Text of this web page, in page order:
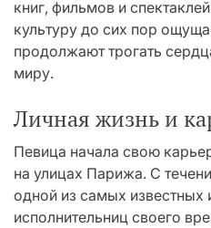
книг, фильмов и
культуру до сих пор
продолжают трогать
миру.
Личная жизнь и
Певица начала свою
на улицах Парижа. С
одной из самых известных
исполнительниц своего